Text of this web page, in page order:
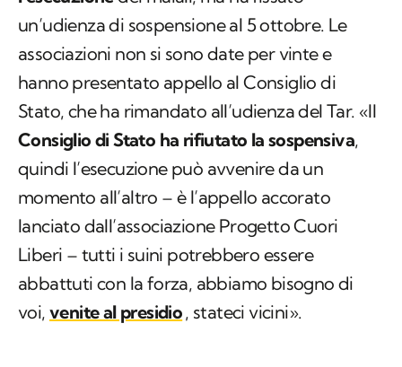
un’udienza di sospensione al 5 ottobre. Le
associazioni non si sono date per vinte e
hanno presentato appello al Consiglio di
Stato, che ha rimandato all’udienza del Tar. «Il
Consiglio di Stato ha rifiutato la sospensiva,
quindi l’esecuzione può avvenire da un
momento all’altro – è l’appello accorato
lanciato dall’associazione Progetto Cuori
Liberi – tutti i suini potrebbero essere
abbattuti con la forza, abbiamo bisogno di
voi, venite al presidio, stateci vicini».